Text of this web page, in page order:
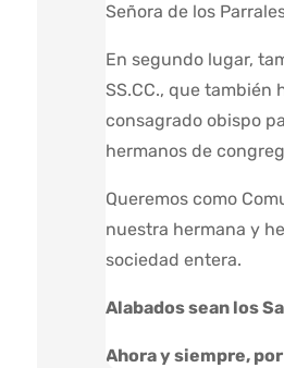
Señora de los
En segundo lugar,
SS.CC., que también
consagrado obispo
hermanos de
Queremos como
nuestra hermana y
sociedad entera.
Alabados sean los
Ahora y siempre,